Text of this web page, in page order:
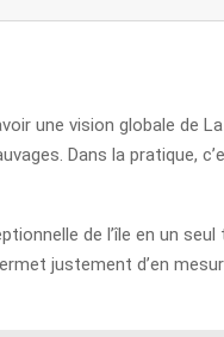
une vision globale de
Dans la pratique,
de l’île en un
justement d’en